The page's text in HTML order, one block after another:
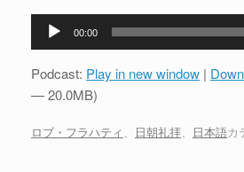
プ
ヤ
00:00
Podcast: Play in new window |
— 20.0MB)
ロブ・フラハティ、 日朝礼拝、 日本語カ